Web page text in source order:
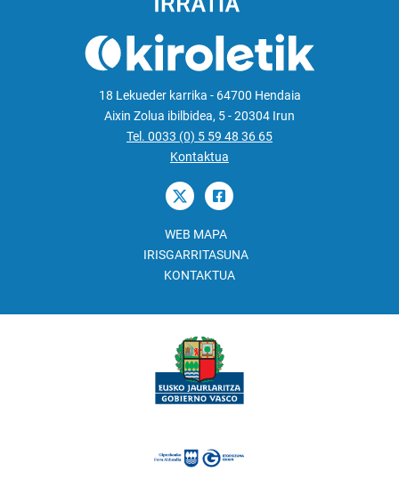
18 Lekueder karrika - 64700 Hendaia
Aixin Zolua ibilbidea, 5 - 20304 Irun
Tel. 0033 (0) 5 59 48 36 65
Kontaktua
WEB MAPA
IRISGARRITASUNA
KONTAKTUA